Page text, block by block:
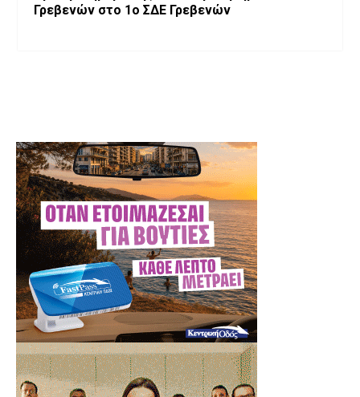
Γρεβενών στο 1ο ΣΔΕ Γρεβενών